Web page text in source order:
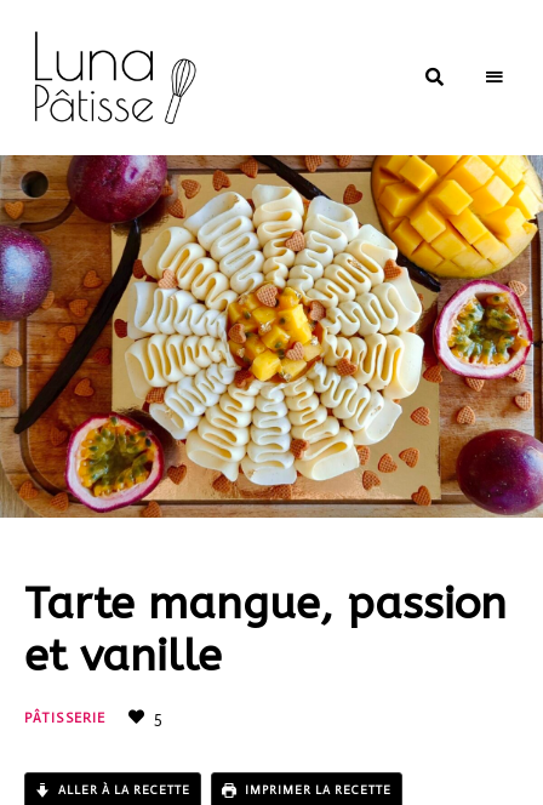
Luna
Pâtisse
Tarte mangue, passion
et vanille
PÂTISSERIE 5
ALLER À LA RECETTE IMPRIMER LA RECETTE